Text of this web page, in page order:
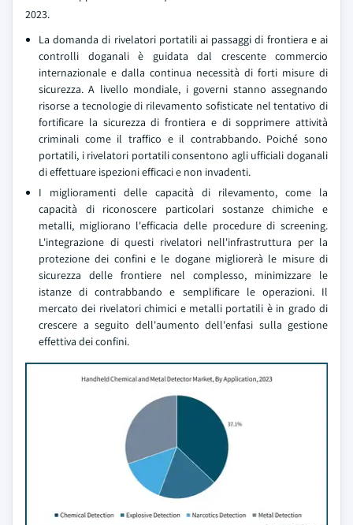
2023.
La domanda di rivelatori portatili ai passaggi di frontiera e ai
controlli doganali è guidata dal crescente commercio
internazionale e dalla continua necessità di forti misure di
sicurezza. A livello mondiale, i governi stanno assegnando
risorse a tecnologie di rilevamento sofisticate nel tentativo di
fortificare la sicurezza di frontiera e di sopprimere attività
criminali come il traffico e il contrabbando. Poiché sono
portatili, i rivelatori portatili consentono agli ufficiali doganali
di effettuare ispezioni efficaci e non invadenti.
I miglioramenti delle capacità di rilevamento, come la
capacità di riconoscere particolari sostanze chimiche e
metalli, migliorano l'efficacia delle procedure di screening.
L'integrazione di questi rivelatori nell'infrastruttura per la
protezione dei confini e le dogane migliorerà le misure di
sicurezza delle frontiere nel complesso, minimizzare le
istanze di contrabbando e semplificare le operazioni. Il
mercato dei rivelatori chimici e metalli portatili è in grado di
crescere a seguito dell'aumento dell'enfasi sulla gestione
effettiva dei confini.